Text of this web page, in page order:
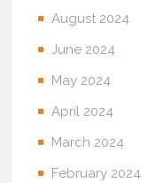
August 2024
June 2024
May 2024
April 2024
March 2024
February 2024